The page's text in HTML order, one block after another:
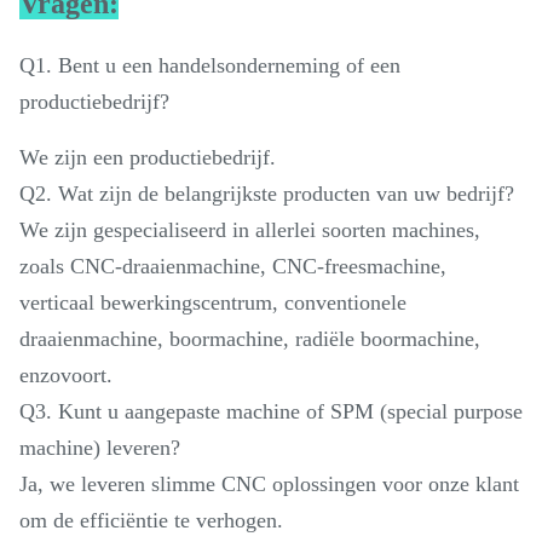
Q1. Bent u een handelsonderneming of een
productiebedrijf?
We zijn een productiebedrijf.
Q2. Wat zijn de belangrijkste producten van uw bedrijf?
We zijn gespecialiseerd in allerlei soorten machines,
zoals CNC-draaienmachine, CNC-freesmachine,
verticaal bewerkingscentrum, conventionele
draaienmachine, boormachine, radiële boormachine,
enzovoort.
Q3. Kunt u aangepaste machine of SPM (special purpose
machine) leveren?
Ja, we leveren slimme CNC oplossingen voor onze klant
om de efficiëntie te verhogen.